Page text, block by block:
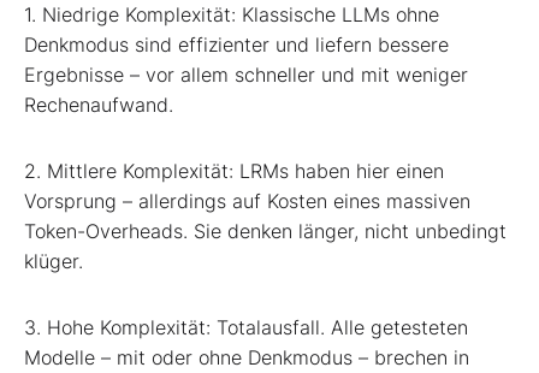
1. Niedrige Komplexität: Klassische LLMs ohne
Denkmodus sind effizienter und liefern bessere
Ergebnisse – vor allem schneller und mit weniger
Rechenaufwand.
2. Mittlere Komplexität: LRMs haben hier einen
Vorsprung – allerdings auf Kosten eines massiven
Token-Overheads. Sie denken länger, nicht unbedingt
klüger.
3. Hohe Komplexität: Totalausfall. Alle getesteten
Modelle – mit oder ohne Denkmodus – brechen in